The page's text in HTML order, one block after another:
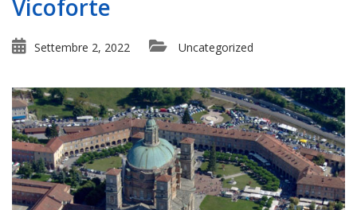
Vicoforte
Settembre 2, 2022 Uncategorized